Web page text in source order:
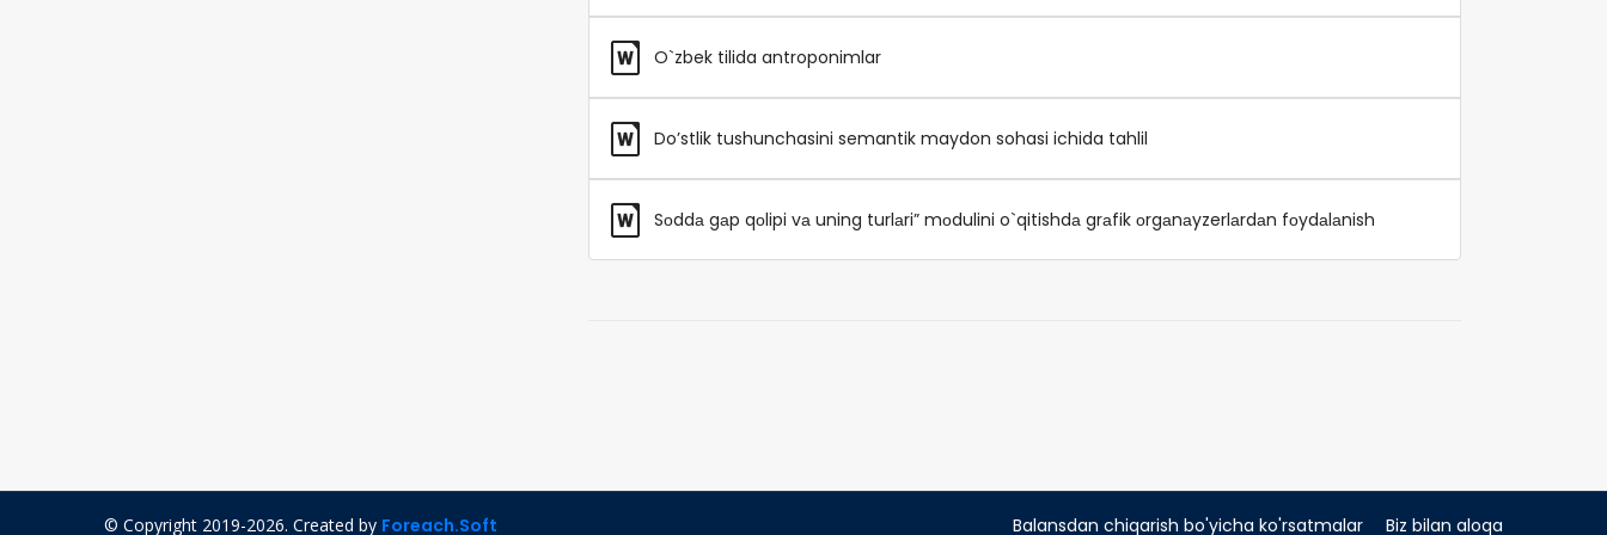
O`zbek tilida antroponimlar
Do’stlik tushunchasini semantik maydon sohasi ichida tahlil
Sоddа gаp qоlipi vа uning turlаri” mоdulini o`qitishdа grаfik оrgаnаyzerlаrdаn fоydаlаnish
© Copyright 2019-2026. Created by Foreach.Soft Balansdan chiqarish bo'yicha ko'rsatmalar Biz bilan aloqa